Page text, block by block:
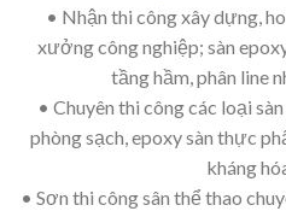
• Nhận thi công xây dựng,
xưởng công nghiệp; sàn
tầng hầm, phân line
• Chuyên thi công các loại
phòng sạch, epoxy sàn thực
kháng
• Sơn thi công sân thể thao